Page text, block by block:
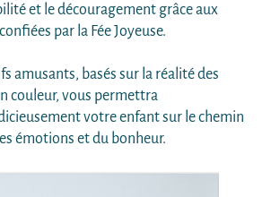
et le découragement grâce aux
par la Fée Joyeuse.
amusants, basés sur la réalité des
couleur, vous permettra
votre enfant sur le chemin
émotions et du bonheur.